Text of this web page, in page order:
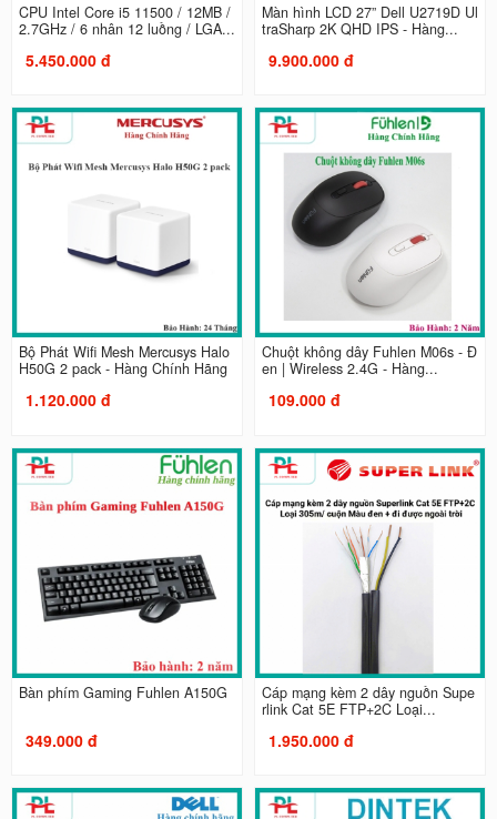
CPU Intel Core i5 11500 / 12MB /
2.7GHz / 6 nhân 12 luồng / LGA...
5.450.000 đ
Màn hình LCD 27” Dell U2719D Ul
traSharp 2K QHD IPS - Hàng...
9.900.000 đ
Bộ Phát Wifi Mesh Mercusys Halo
H50G 2 pack - Hàng Chính Hãng
1.120.000 đ
Chuột không dây Fuhlen M06s - Đ
en | Wireless 2.4G - Hàng...
109.000 đ
Bàn phím Gaming Fuhlen A150G
349.000 đ
Cáp mạng kèm 2 dây nguồn Supe
rlink Cat 5E FTP+2C Loại...
1.950.000 đ